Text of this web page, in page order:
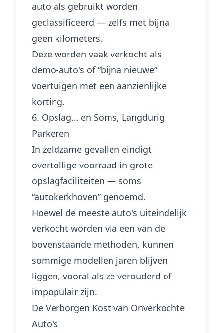
auto als gebruikt worden
geclassificeerd — zelfs met bijna
geen kilometers.
Deze worden vaak verkocht als
demo-auto's of “bijna nieuwe”
voertuigen met een aanzienlijke
korting.
6. Opslag… en Soms, Langdurig
Parkeren
In zeldzame gevallen eindigt
overtollige voorraad in grote
opslagfaciliteiten — soms
“autokerkhoven” genoemd.
Hoewel de meeste auto's uiteindelijk
verkocht worden via een van de
bovenstaande methoden, kunnen
sommige modellen jaren blijven
liggen, vooral als ze verouderd of
impopulair zijn.
De Verborgen Kost van Onverkochte
Auto's